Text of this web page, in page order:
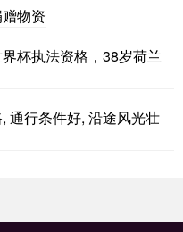
物资
杯执法资格，38岁荷兰
通行条件好, 沿途风光壮